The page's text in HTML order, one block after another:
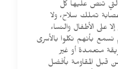
التي تنص عليها كل
تملك سلاح، ولا
على الأطفال والنساء
نسمع بأنهم نكلوا بالأسرى
متعمدة أو غير
قبل المقاومة بأفضل